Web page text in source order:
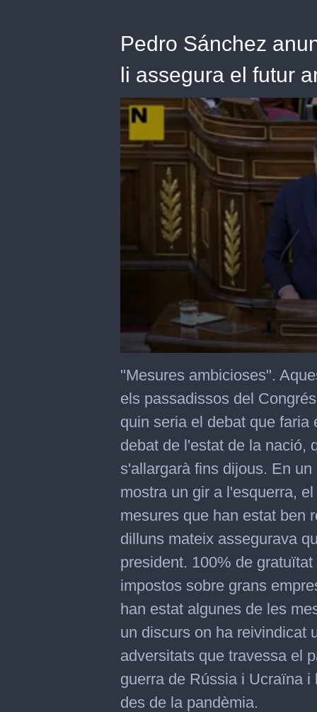
Pedro Sánchez
li assegura el futur
seconds
of
minute,
seconds
"Mesures ambicioses".
els passadissos del
quin seria el debat que
debat de l'estat de la nació,
s'allargarà fins dijous. En
mostra un gir a l'esquerra,
mesures que han estat ben
dilluns mateix assegurava
president. 100% de
impostos sobre grans
han estat algunes de les
un discurs on ha reivindicat
adversitats que travessa el
guerra de Rússia i Ucraïna
des de la pandèmia.